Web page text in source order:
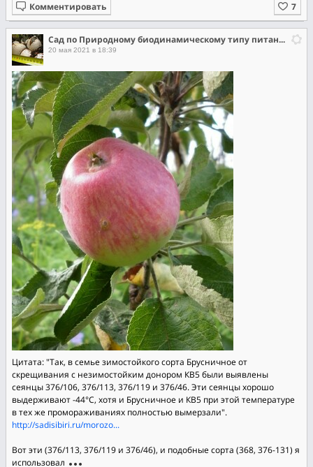
Комментировать
Сад по Природному биодинамическому типу питания растений.
20 мая 2021 в 18:39
Цитата: "Так, в семье зимостойкого сорта Брусничное от
скрещивания с незимостойким донором КВ5 были выявлены
сеянцы 376/106, 376/113, 376/119 и 376/46. Эти сеянцы хорошо
выдерживают -44°С, хотя и Брусничное и КВ5 при этой температуре
в тех же промораживаниях полностью вымерзали".
http://sadisibiri.ru/morozo...
Вот эти (376/113, 376/119 и 376/46), и подобные сорта (368, 376-131) я
использовал